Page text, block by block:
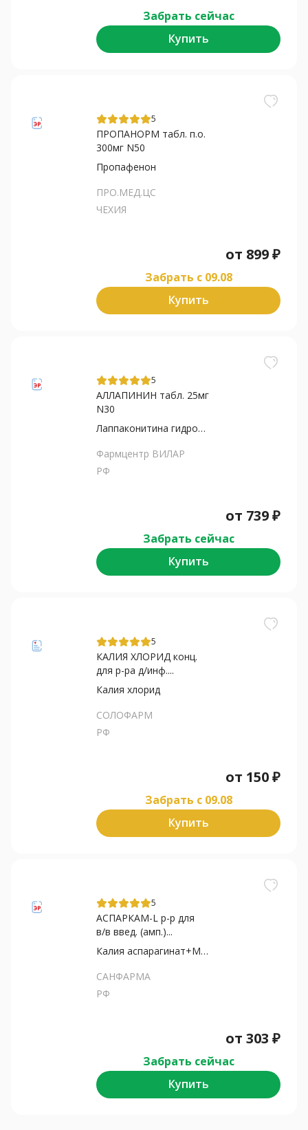
Забрать сейчас
Купить
5
ПРОПАНОРМ табл. п.о.
300мг N50
Пропафенон
ПРО.МЕД.ЦС
ЧЕХИЯ
от 899₽
Забрать c 09.08
Купить
5
АЛЛАПИНИН табл. 25мг
N30
Лаппаконитина гидробромид
Фармцентр ВИЛАР
РФ
от 739₽
Забрать сейчас
Купить
5
КАЛИЯ ХЛОРИД конц.
для р-ра д/инф....
Калия хлорид
СОЛОФАРМ
РФ
от 150₽
Забрать c 09.08
Купить
5
АСПАРКАМ-L р-р для
в/в введ. (амп.)...
Калия аспарагинат+Магни...
САНФАРМА
РФ
от 303 ₽
Забрать сейчас
Купить